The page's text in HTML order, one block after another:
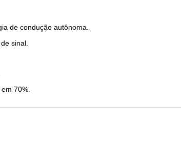
de condução autônoma.
sinal.
70%.